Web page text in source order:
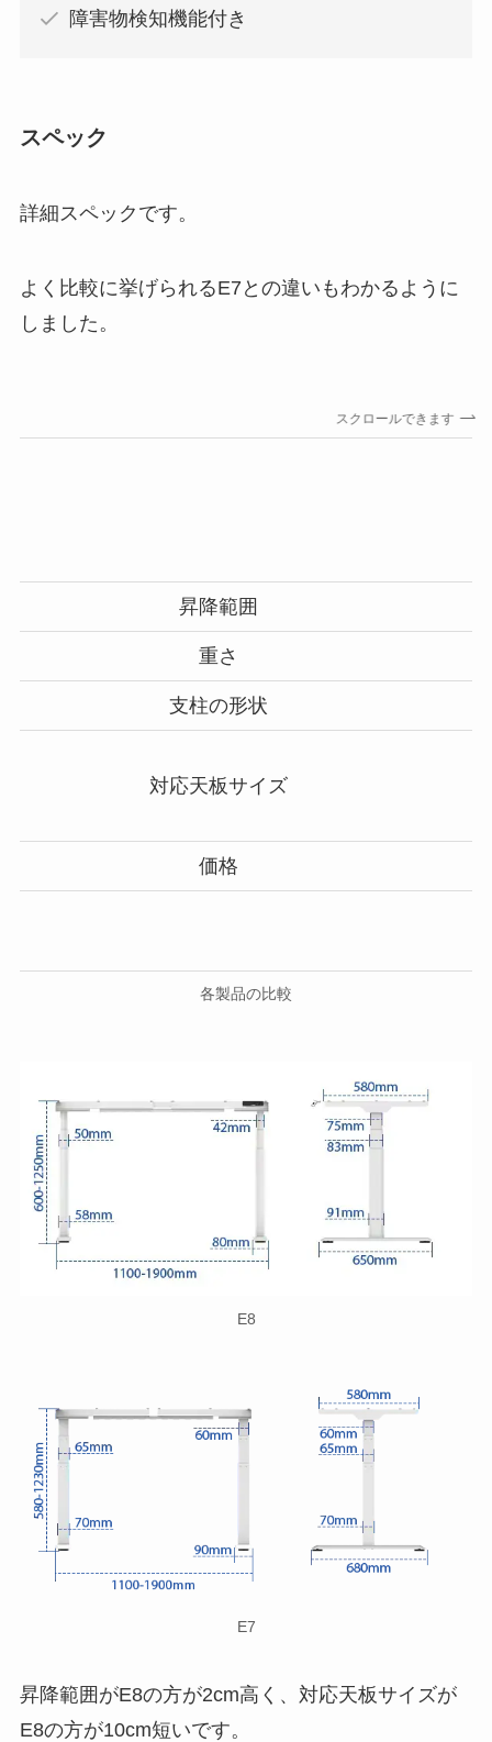
障害物検知機能付き
スペック
詳細スペックです。
よく比較に挙げられるE7との違いもわかるように
しました。
スクロールできます
昇降範囲
重さ
支柱の形状
対応天板サイズ
価格
各製品の比較
E8
E7
昇降範囲がE8の方が2cm高く、対応天板サイズが
E8の方が10cm短いです。